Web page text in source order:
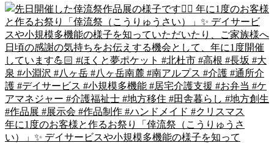
年に1度のお客様と作るお祭り「倖流祭（こうりゅうさ
い）」✨ デイサービスや小規模多機能の様子を知って